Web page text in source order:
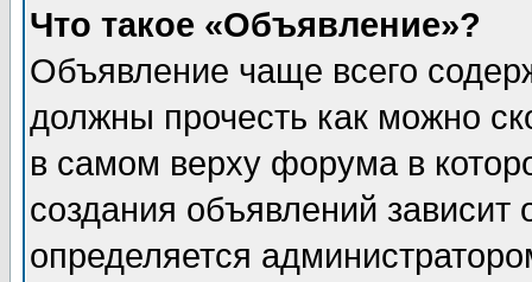
Что такое «Объявление»?
Объявление чаще всего
должны прочесть как можно
в самом верху форума в
создания объявлений зависит
определяется